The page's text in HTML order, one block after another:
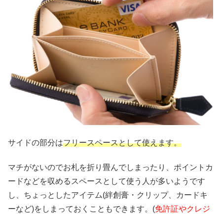
サイドの部分はフリースペースとして使えます。
マチがないのでお札を折り畳んでしまったり、ポイントカ
ードなどを収めるスペースとして使う人が多いようです
し、ちょっとしたアイテム(絆創膏・クリップ、カードキ
ーなど)をしまっておくこともできます。(免許証やクレジ